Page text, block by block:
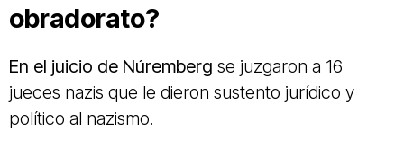
obradorato?
En el juicio de Núremberg se juzgaron a 16
jueces nazis que le dieron sustento jurídico y
político al nazismo.